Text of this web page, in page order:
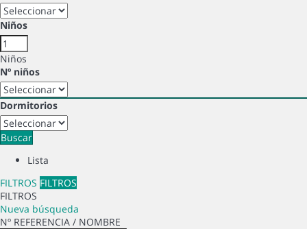
Niños
Niños
Nº niños
Dormitorios
Buscar
Lista
FILTROS FILTROS
FILTROS
Nueva búsqueda
Nº REFERENCIA / NOMBRE